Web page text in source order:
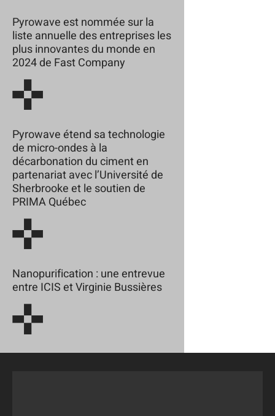
Pyrowave est nommée sur la
liste annuelle des entreprises les
plus innovantes du monde en
2024 de Fast Company
Pyrowave étend sa technologie
de micro-ondes à la
décarbonation du ciment en
partenariat avec l’Université de
Sherbrooke et le soutien de
PRIMA Québec
Nanopurification : une entrevue
entre ICIS et Virginie Bussières